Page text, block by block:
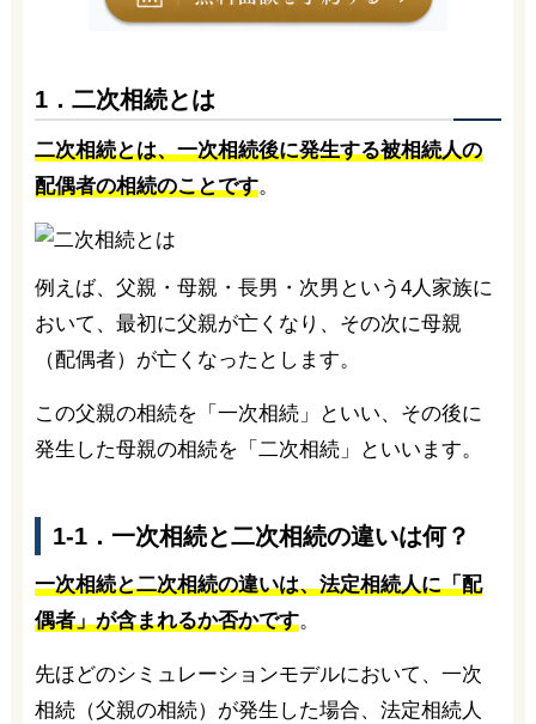
1．二次相続とは
二次相続とは、一次相続後に発生する被相続人の
配偶者の相続のことです。
例えば、父親・母親・長男・次男という4人家族に
おいて、最初に父親が亡くなり、その次に母親
（配偶者）が亡くなったとします。
この父親の相続を「一次相続」といい、その後に
発生した母親の相続を「二次相続」といいます。
1-1．一次相続と二次相続の違いは何？
一次相続と二次相続の違いは、法定相続人に「配
偶者」が含まれるか否かです。
先ほどのシミュレーションモデルにおいて、一次
相続（父親の相続）が発生した場合、法定相続人